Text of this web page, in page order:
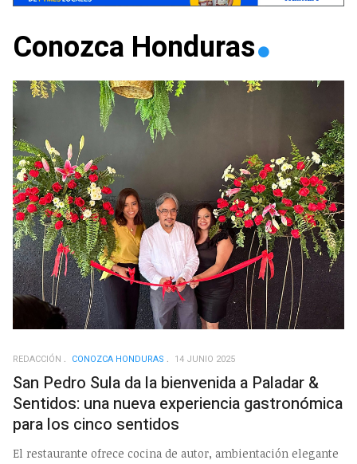
Conozca Honduras
REDACCIÓN CONOZCA HONDURAS 14 JUNIO 2025
San Pedro Sula da la bienvenida a Paladar &
Sentidos: una nueva experiencia gastronómica
para los cinco sentidos
El restaurante ofrece cocina de autor, ambientación elegante